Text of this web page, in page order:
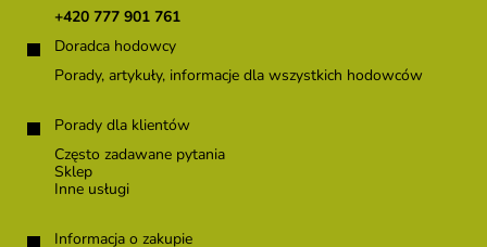
+420 777 901 761
Doradca hodowcy
Porady, artykuły, informacje dla wszystkich hodowców
Porady dla klientów
Często zadawane pytania
Sklep
Inne usługi
Informacja o zakupie